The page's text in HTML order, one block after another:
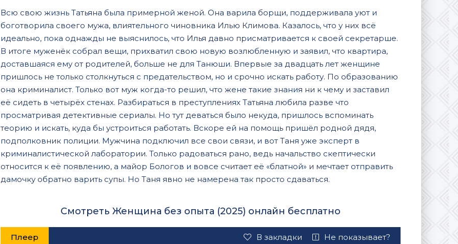
Всю свою жизнь Татьяна была примерной женой. Она варила борщи, поддерживала уют и
боготворила своего мужа, влиятельного чиновника Илью Климова. Казалось, что у них всё
идеально, пока однажды не выяснилось, что Илья давно присматривается к своей секретарше.
В итоге муженёк собрал вещи, прихватил свою новую возлюбленную и заявил, что квартира,
доставшаяся ему от родителей, больше не для Танюши. Впервые за двадцать лет женщине
пришлось не только столкнуться с предательством, но и срочно искать работу. По образованию
она криминалист. Только вот муж когда-то решил, что жене такие знания ни к чему и заставил
её сидеть в четырёх стенах. Разбираться в преступлениях Татьяна любила разве что
просматривая детективные сериалы. Но тут деваться было некуда, пришлось вспоминать
теорию и искать, куда бы устроиться работать. Вскоре ей на помощь пришёл родной дядя,
подполковник полиции. Мужчина подключил все свои связи, и вот Таня уже эксперт в
криминалистической лаборатории. Только радоваться рано, ведь начальство скептически
относится к её появлению, а майор Бологов и вовсе считает её «блатной» и мечтает отправить
дамочку обратно варить супы. Но Таня явно не намерена так просто сдаваться.
Смотреть Женщина без опыта (2025) онлайн бесплатно
Плеер В закладки Не показывает?